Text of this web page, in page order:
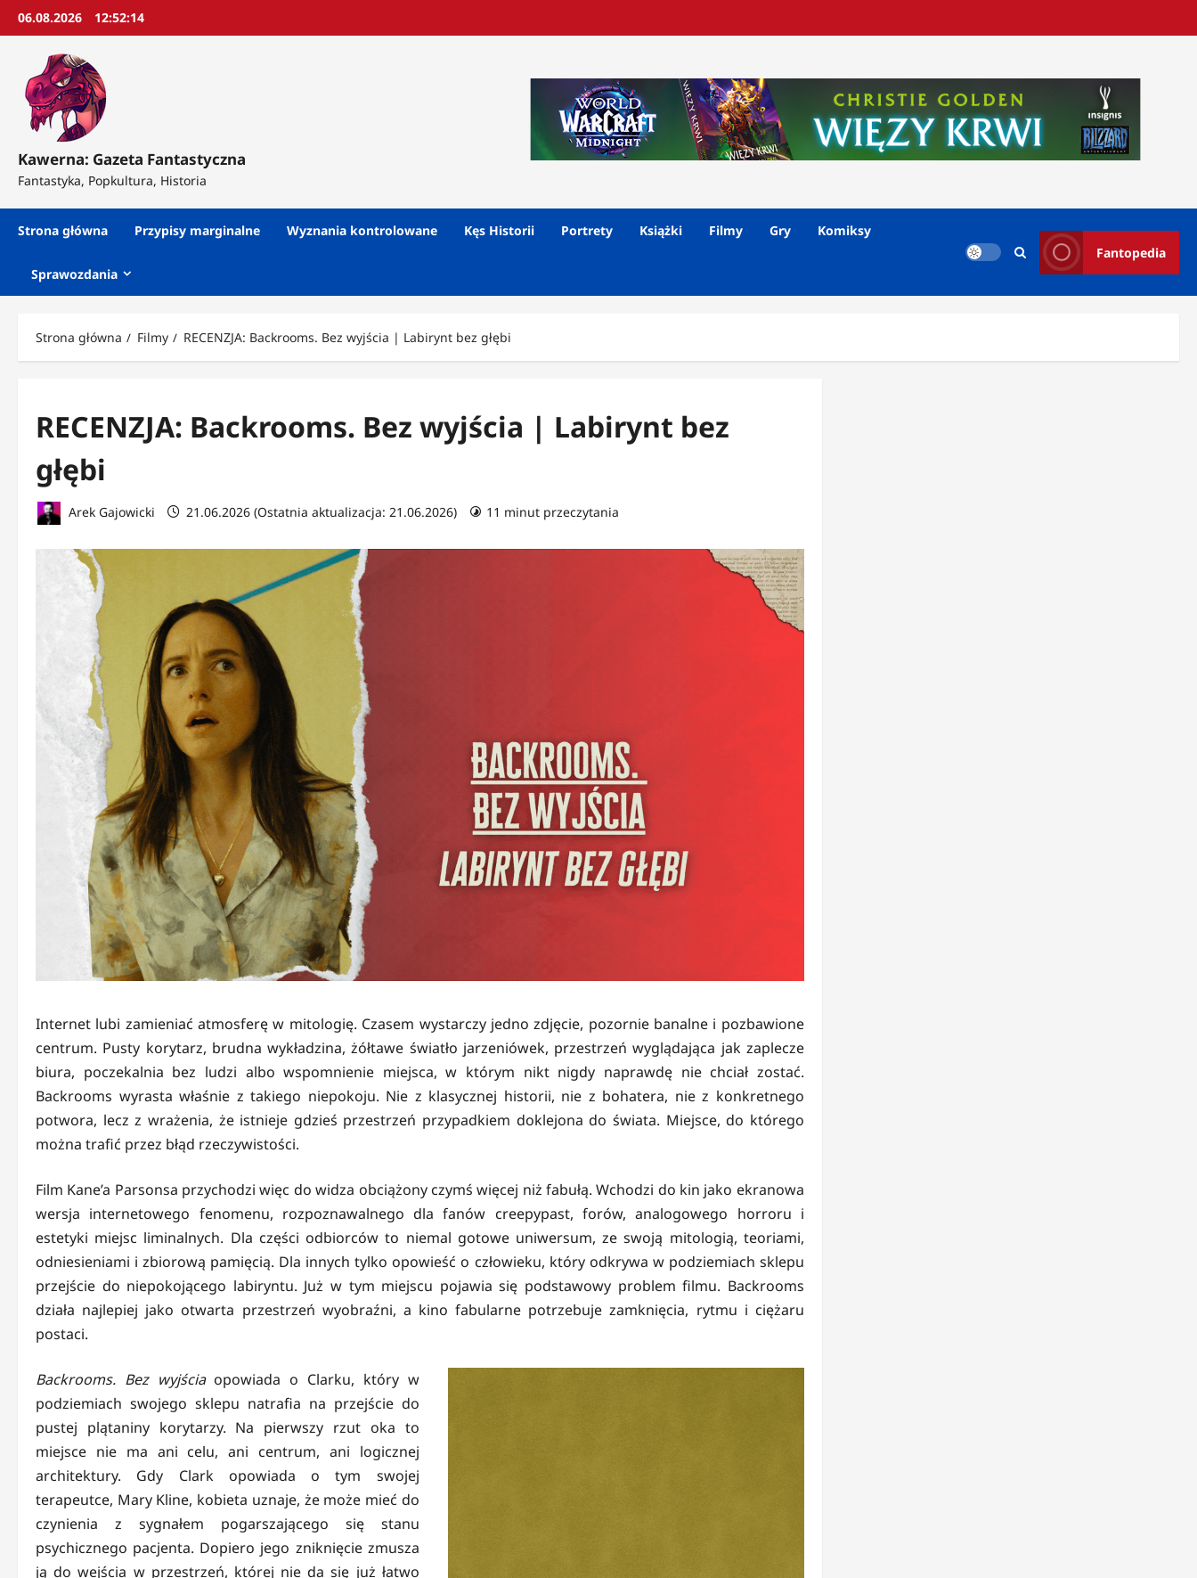
Przejdź
06.08.2026 12:52:16
Kawerna: Gazeta Fantastyczna
Fantastyka, Popkultura, Historia
Strona główna Przypisy marginalne Wyznania kontrolowane Kęs Historii Portrety Książki Filmy Gry Komiksy
Sprawozdania
Fantopedia
Strona główna Filmy RECENZJA: Backrooms. Bez wyjścia | Labirynt bez głębi
RECENZJA: Backrooms. Bez wyjścia | Labirynt bez
głębi
Arek Gajowicki 21.06.2026 (Ostatnia aktualizacja: 21.06.2026) 11 minut przeczytania
Internet lubi zamieniać atmosferę w mitologię. Czasem wystarczy jedno zdjęcie, pozornie banalne i pozbawione
centrum. Pusty korytarz, brudna wykładzina, żółtawe światło jarzeniówek, przestrzeń wyglądająca jak zaplecze
biura, poczekalnia bez ludzi albo wspomnienie miejsca, w którym nikt nigdy naprawdę nie chciał zostać.
Backrooms wyrasta właśnie z takiego niepokoju. Nie z klasycznej historii, nie z bohatera, nie z konkretnego
potwora, lecz z wrażenia, że istnieje gdzieś przestrzeń przypadkiem doklejona do świata. Miejsce, do którego
można trafić przez błąd rzeczywistości.
Film Kane’a Parsonsa przychodzi więc do widza obciążony czymś więcej niż fabułą. Wchodzi do kin jako ekranowa
wersja internetowego fenomenu, rozpoznawalnego dla fanów creepypast, forów, analogowego horroru i
estetyki miejsc liminalnych. Dla części odbiorców to niemal gotowe uniwersum, ze swoją mitologią, teoriami,
odniesieniami i zbiorową pamięcią. Dla innych tylko opowieść o człowieku, który odkrywa w podziemiach sklepu
przejście do niepokojącego labiryntu. Już w tym miejscu pojawia się podstawowy problem filmu. Backrooms
działa najlepiej jako otwarta przestrzeń wyobraźni, a kino fabularne potrzebuje zamknięcia, rytmu i ciężaru
postaci.
Backrooms. Bez wyjściaopowiada o Clarku, który w
podziemiach swojego sklepu natrafia na przejście do
pustej plątaniny korytarzy. Na pierwszy rzut oka to
miejsce nie ma ani celu, ani centrum, ani logicznej
architektury. Gdy Clark opowiada o tym swojej
terapeutce, Mary Kline, kobieta uznaje, że może mieć do
czynienia z sygnałem pogarszającego się stanu
psychicznego pacjenta. Dopiero jego zniknięcie zmusza
ją do wejścia w przestrzeń, której nie da się już łatwo